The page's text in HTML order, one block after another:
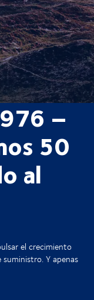
–
50
al
el crecimiento
Y apenas